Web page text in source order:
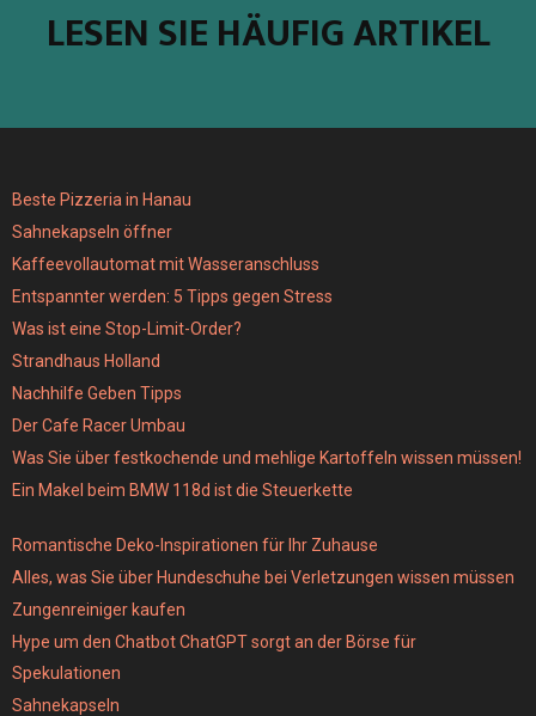
LESEN SIE HÄUFIG ARTIKEL
Beste Pizzeria in Hanau
Sahnekapseln öffner
Kaffeevollautomat mit Wasseranschluss
Entspannter werden: 5 Tipps gegen Stress
Was ist eine Stop-Limit-Order?
Strandhaus Holland
Nachhilfe Geben Tipps
Der Cafe Racer Umbau
Was Sie über festkochende und mehlige Kartoffeln wissen müssen!
Ein Makel beim BMW 118d ist die Steuerkette
Romantische Deko-Inspirationen für Ihr Zuhause
Alles, was Sie über Hundeschuhe bei Verletzungen wissen müssen
Zungenreiniger kaufen
Hype um den Chatbot ChatGPT sorgt an der Börse für
Spekulationen
Sahnekapseln